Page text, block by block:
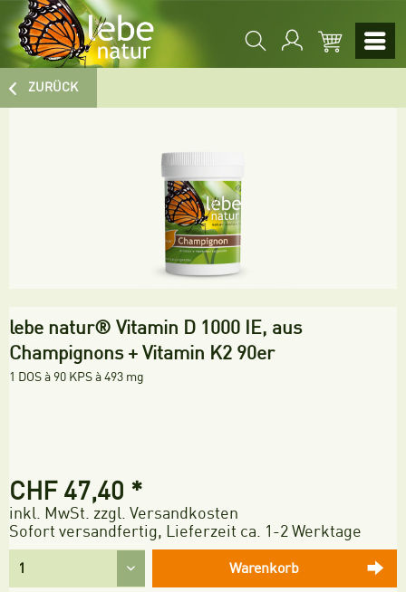
ZURÜCK
lebe natur® Vitamin D 1000 IE, aus
Champignons + Vitamin K2 90er
1 DOS à 90 KPS à 493 mg
CHF 47,40 *
inkl. MwSt. zzgl. Versandkosten
Sofort versandfertig, Lieferzeit ca. 1-2 Werktage
Warenkorb